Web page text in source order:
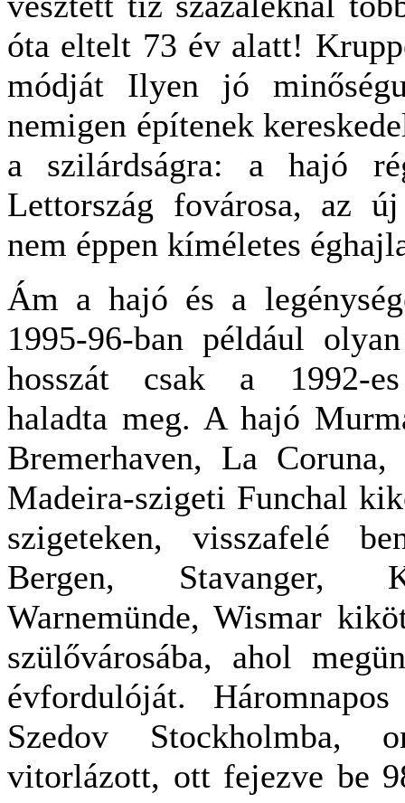
óta eltelt 73 év alatt!
módját Ilyen jó
nemigen építenek
a szilárdságra: a hajó
Lettország fovárosa, az
nem éppen kíméletes
Ám a hajó és a
1995-96-ban például
hosszát csak a 1992-es
haladta meg. A hajó
Bremerhaven, La
Madeira-szigeti Funchal
szigeteken, visszafelé
Bergen, Stavanger,
Warnemünde, Wismar
szülővárosába, ahol
évfordulóját.
Szedov Stockholmba,
vitorlázott, ott fejezve be